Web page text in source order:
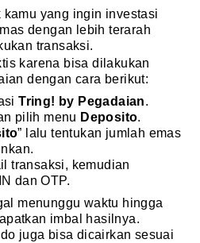
yang ingin investasi
dengan lebih terarah
transaksi.
karena bisa dilakukan
dengan cara berikut:
Tring! by Pegadaian.
pilih menu Deposito.
” lalu tentukan jumlah emas
transaksi, kemudian
dan OTP.
menunggu waktu hingga
imbal hasilnya.
juga bisa dicairkan sesuai